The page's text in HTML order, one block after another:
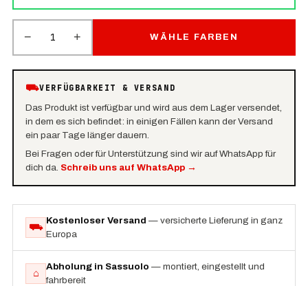
− 1 + WÄHLE FARBEN
⛟VERFÜGBARKEIT & VERSAND
Das Produkt ist verfügbar und wird aus dem Lager versendet,
in dem es sich befindet: in einigen Fällen kann der Versand
ein paar Tage länger dauern.
Bei Fragen oder für Unterstützung sind wir auf WhatsApp für
dich da. Schreib uns auf WhatsApp→
⛟
Kostenloser Versand — versicherte Lieferung in ganz
Europa
⌂
Abholung in Sassuolo — montiert, eingestellt und
fahrbereit